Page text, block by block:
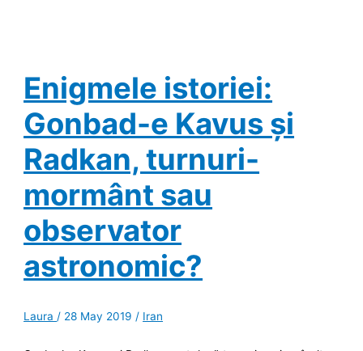
Enigmele istoriei:
Gonbad-e Kavus și
Radkan, turnuri-
mormânt sau
observator
astronomic?
Laura / 28 May 2019 / Iran